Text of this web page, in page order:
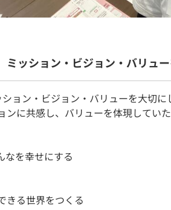
ミッション・ビジョン・バリュ
ョン・ビジョン・バリューを大切に
ンに共感し、バリューを体現してい
なを幸せにする
きる世界をつくる